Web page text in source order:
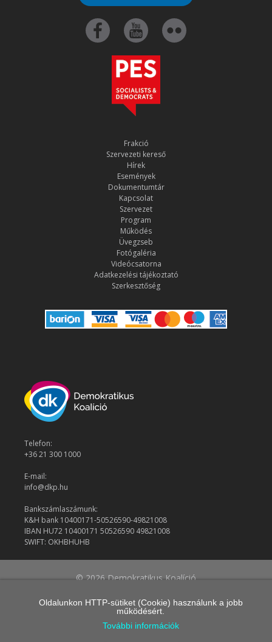
Frakció
Szervezeti kereső
Hírek
Események
Dokumentumtár
Kapcsolat
Szervezet
Program
Működés
Üvegzseb
Fotógaléria
Videócsatorna
Adatkezelési tájékoztató
Szerkesztőség
Telefon:
+36 21 300 1000
E-mail:
info@dkp.hu
Bankszámlaszámunk:
K&H bank 10400171-50526590-49821008
IBAN HU72 10400171 50526590 49821008
SWIFT: OKHBHUHB
© 2026 Demokratikus Koalíció
Oldalunkon HTTP-sütiket (Cookie) használunk a jobb
működésért.
További információk